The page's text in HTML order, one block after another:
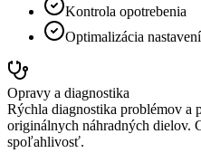
Kontrola opotrebenia
Optimalizácia nastavení
Opravy a diagnostika
Rýchla diagnostika problémov a
originálnych náhradných dielov.
spoľahlivosť.